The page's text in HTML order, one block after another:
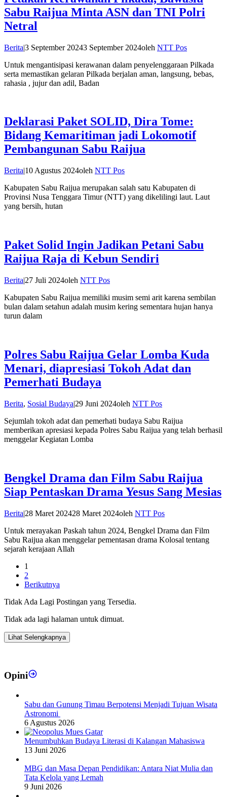
Sabu Raijua Minta ASN dan TNI Polri
Netral
Berita|3 September 20243 September 2024oleh NTT Pos
Untuk mengantisipasi kerawanan dalam penyelenggaraan Pilkada
serta memastikan gelaran Pilkada berjalan aman, langsung, bebas,
rahasia , jujur dan adil, Badan
Deklarasi Paket SOLID, Dira Tome:
Bidang Kemaritiman jadi Lokomotif
Pembangunan Sabu Raijua
Berita|10 Agustus 2024oleh NTT Pos
Kabupaten Sabu Raijua merupakan salah satu Kabupaten di
Provinsi Nusa Tenggara Timur (NTT) yang dikelilingi laut. Laut
yang bersih, hutan
Paket Solid Ingin Jadikan Petani Sabu
Raijua Raja di Kebun Sendiri
Berita|27 Juli 2024oleh NTT Pos
Kabupaten Sabu Raijua memiliki musim semi arit karena sembilan
bulan dalam setahun adalah musim kering sementara hujan hanya
turun dalam
Polres Sabu Raijua Gelar Lomba Kuda
Menari, diapresiasi Tokoh Adat dan
Pemerhati Budaya
Berita, Sosial Budaya|29 Juni 2024oleh NTT Pos
Sejumlah tokoh adat dan pemerhati budaya Sabu Raijua
memberikan apresiasi kepada Polres Sabu Raijua yang telah berhasil
menggelar Kegiatan Lomba
Bengkel Drama dan Film Sabu Raijua
Siap Pentaskan Drama Yesus Sang Mesias
Berita|28 Maret 202428 Maret 2024oleh NTT Pos
Untuk merayakan Paskah tahun 2024, Bengkel Drama dan Film
Sabu Raijua akan menggelar pementasan drama Kolosal tentang
sejarah kerajaan Allah
1
2
Berikutnya
Tidak Ada Lagi Postingan yang Tersedia.
Tidak ada lagi halaman untuk dimuat.
Lihat Selengkapnya
Opini
Sabu dan Gunung Timau Berpotensi Menjadi Tujuan Wisata
Astronomi
6 Agustus 2026
Menumbuhkan Budaya Literasi di Kalangan Mahasiswa
13 Juni 2026
MBG dan Masa Depan Pendidikan: Antara Niat Mulia dan
Tata Kelola yang Lemah
9 Juni 2026